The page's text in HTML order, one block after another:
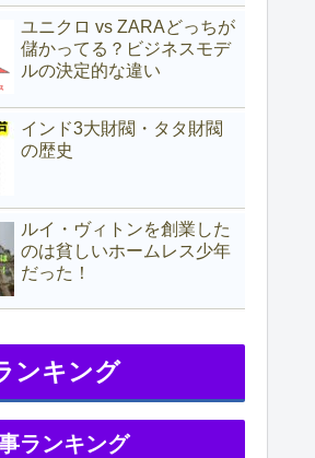
ル（約4,700万円）を得た具
体的な方法
ユニクロ vs ZARAどっちが
儲かってる？ビジネスモデ
ルの決定的な違い
インド3大財閥・タタ財閥
の歴史
ルイ・ヴィトンを創業した
のは貧しいホームレス少年
だった！
ンキング
ランキング